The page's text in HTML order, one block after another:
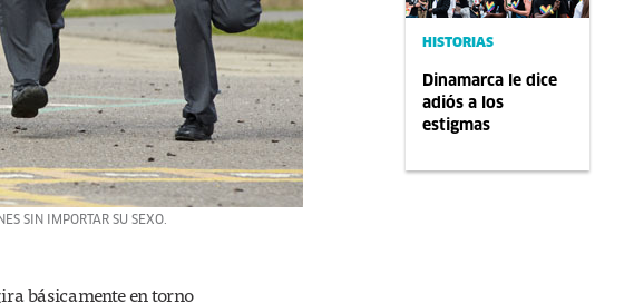
HISTORIAS
Dinamarca le dice
adiós a los
estigmas
SIN IMPORTAR SU SEXO.
básicamente en torno